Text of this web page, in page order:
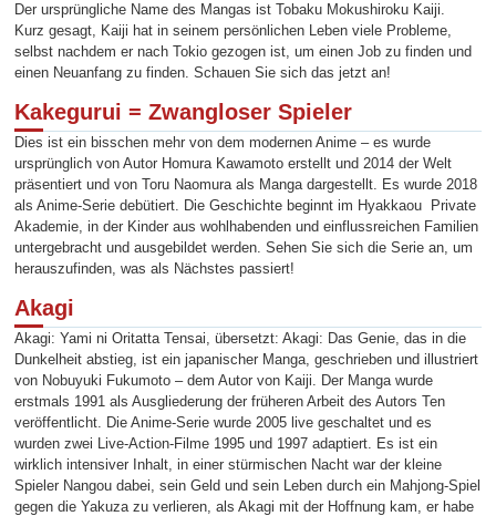
Der ursprüngliche Name des Mangas ist Tobaku Mokushiroku Kaiji.
Kurz gesagt, Kaiji hat in seinem persönlichen Leben viele Probleme,
selbst nachdem er nach Tokio gezogen ist, um einen Job zu finden und
einen Neuanfang zu finden. Schauen Sie sich das jetzt an!
Kakegurui = Zwangloser Spieler
Dies ist ein bisschen mehr von dem modernen Anime – es wurde
ursprünglich von Autor Homura Kawamoto erstellt und 2014 der Welt
präsentiert und von Toru Naomura als Manga dargestellt. Es wurde 2018
als Anime-Serie debütiert. Die Geschichte beginnt im Hyakkaou Private
Akademie, in der Kinder aus wohlhabenden und einflussreichen Familien
untergebracht und ausgebildet werden. Sehen Sie sich die Serie an, um
herauszufinden, was als Nächstes passiert!
Akagi
Akagi: Yami ni Oritatta Tensai, übersetzt: Akagi: Das Genie, das in die
Dunkelheit abstieg, ist ein japanischer Manga, geschrieben und illustriert
von Nobuyuki Fukumoto – dem Autor von Kaiji. Der Manga wurde
erstmals 1991 als Ausgliederung der früheren Arbeit des Autors Ten
veröffentlicht. Die Anime-Serie wurde 2005 live geschaltet und es
wurden zwei Live-Action-Filme 1995 und 1997 adaptiert. Es ist ein
wirklich intensiver Inhalt, in einer stürmischen Nacht war der kleine
Spieler Nangou dabei, sein Geld und sein Leben durch ein Mahjong-Spiel
gegen die Yakuza zu verlieren, als Akagi mit der Hoffnung kam, er habe